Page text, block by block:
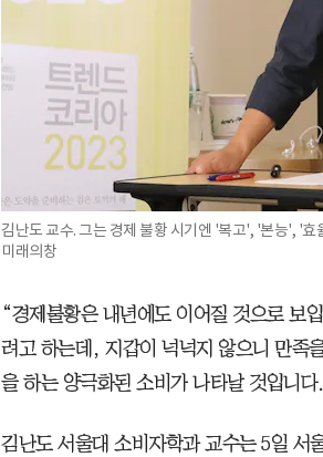
김난도 교수. 그는 경제 불황 시기엔 '복고', '본능', '
미래의창
“경제불황은 내년에도 이어질 것으로 보
려고 하는데, 지갑이 넉넉지 않으니 만족
을 하는 양극화된 소비가 나타날 것입니다
김난도 서울대 소비자학과 교수는 5일 서